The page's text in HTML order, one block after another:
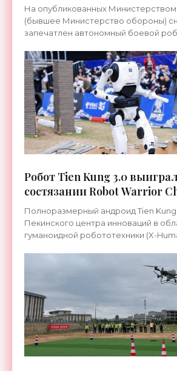
оснащенного радаром и
«Роботы»
На опубликованных
(бывшее Министерство обороны)
запечатлен автономный боевой
десантной дивизии. Это
Робот Tien Kung 3.0
состязании Robot Warrior
полностью без участия
«Роботы»
Полноразмерный андроид Tien Kung
Пекинского центра инноваций в
гуманоидной робототехники (X-